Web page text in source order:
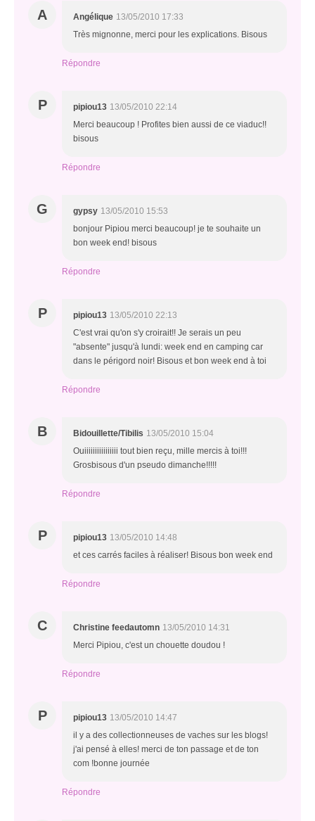
A Angélique 13/05/2010 17:33
Très mignonne, merci pour les explications. Bisous
Répondre
P pipiou13 13/05/2010 22:14
Merci beaucoup ! Profites bien aussi de ce viaduc!!
bisous
Répondre
G gypsy 13/05/2010 15:53
bonjour Pipiou merci beaucoup! je te souhaite un
bon week end! bisous
Répondre
P pipiou13 13/05/2010 22:13
C'est vrai qu'on s'y croirait!! Je serais un peu
"absente" jusqu'à lundi: week end en camping car
dans le périgord noir! Bisous et bon week end à toi
Répondre
B Bidouillette/Tibilis 13/05/2010 15:04
Ouiiiiiiiiiiiiiiii tout bien reçu, mille mercis à toi!!!
Grosbisous d'un pseudo dimanche!!!!!
Répondre
P pipiou13 13/05/2010 14:48
et ces carrés faciles à réaliser! Bisous bon week end
Répondre
C Christine feedautomn 13/05/2010 14:31
Merci Pipiou, c'est un chouette doudou !
Répondre
P pipiou13 13/05/2010 14:47
il y a des collectionneuses de vaches sur les blogs!
j'ai pensé à elles! merci de ton passage et de ton
com !bonne journée
Répondre